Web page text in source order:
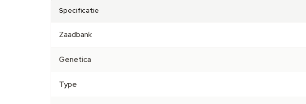
Specificatie
Zaadbank
Genetica
Type